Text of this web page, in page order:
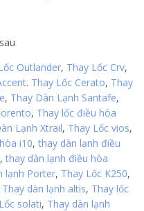
Outlander, Thay Lốc Crv,
. Thay Lốc Cerato, Thay
, Thay Dàn Lạnh Santafe,
, Thay lốc điều hòa
Lạnh Xtrail, Thay Lốc vios,
i10, thay dàn lạnh điều
, thay dàn lạnh điều hòa
lạnh Porter, Thay Lốc K250,
Thay dàn lạnh altis, Thay lốc
solati, Thay dàn lạnh